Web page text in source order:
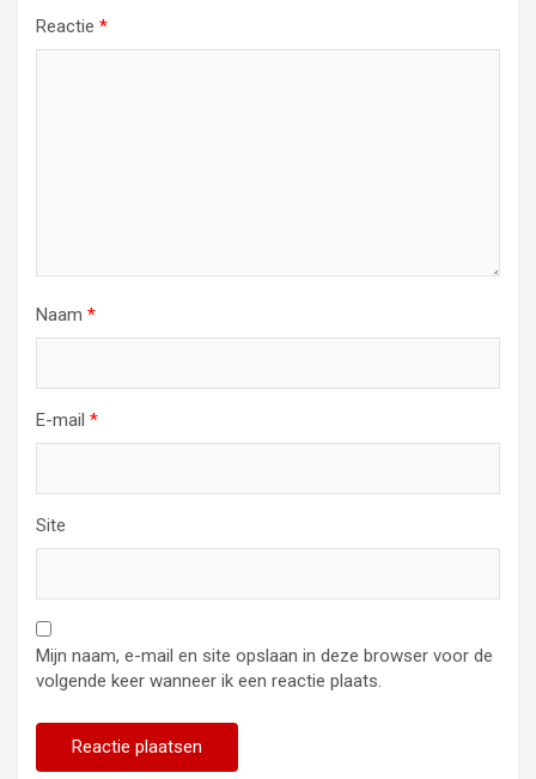
Reactie *
Naam *
E-mail *
Site
Mijn naam, e-mail en site opslaan in deze browser voor de
volgende keer wanneer ik een reactie plaats.